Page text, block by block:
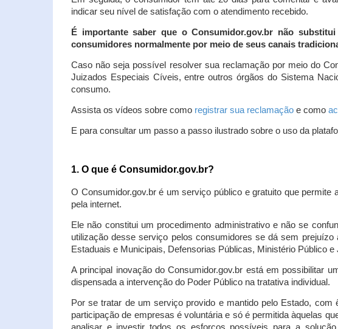
indicar seu nível de satisfação com o atendimento recebido.
É importante saber que o Consumidor.gov.br não
consumidores normalmente por meio de seus canais
Caso não seja possível resolver sua reclamação por meio do
Juizados Especiais Cíveis, entre outros órgãos do Sistema
consumo.
Assista os vídeos sobre como registrar sua reclamação e como
E para consultar um passo a passo ilustrado sobre o uso da
1. O que é Consumidor.gov.br?
O Consumidor.gov.br é um serviço público e gratuito que
pela internet.
Ele não constitui um procedimento administrativo e não se
utilização desse serviço pelos consumidores se dá sem
Estaduais e Municipais, Defensorias Públicas, Ministério Público
A principal inovação do Consumidor.gov.br está em possibilitar
dispensada a intervenção do Poder Público na tratativa individual.
Por se tratar de um serviço provido e mantido pelo Estado,
participação de empresas é voluntária e só é permitida àquelas